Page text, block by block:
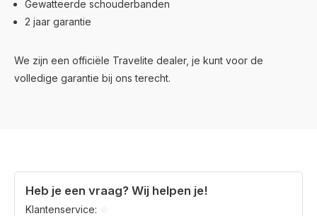
Gewatteerde schouderbanden
2 jaar garantie
We zijn een officiële Travelite dealer, je kunt voor de
volledige garantie bij ons terecht.
Heb je een vraag? Wij helpen je!
Klantenservice: